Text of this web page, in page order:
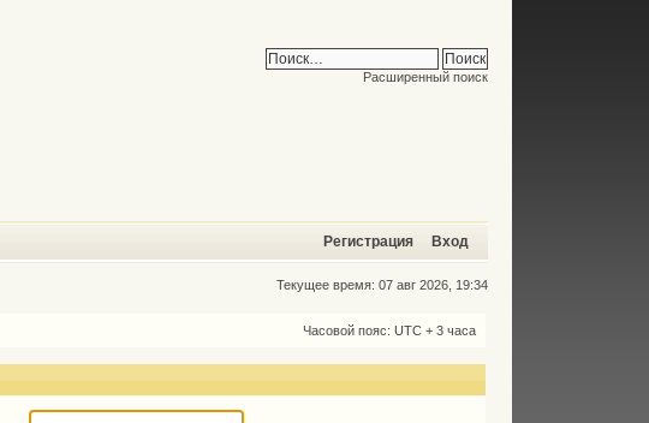
Расширенный поиск
Регистрация Вход
Текущее время: 07 авг 2026, 19:34
Часовой пояс: UTC + 3 часа